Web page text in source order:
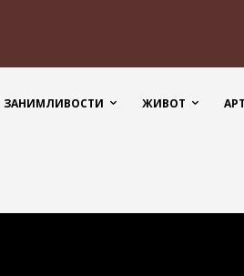
ЗАНИМЛИВОСТИ ЖИВОТ